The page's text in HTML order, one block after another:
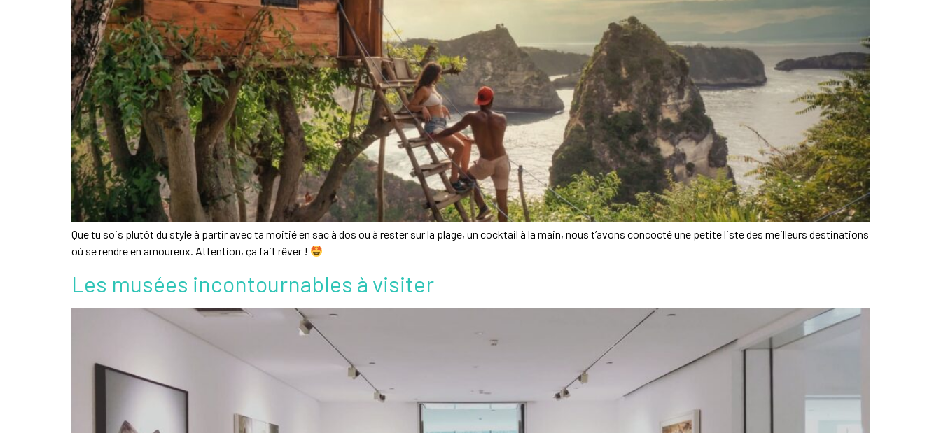
Que tu sois plutôt du style à partir avec ta moitié en sac à dos ou à rester sur la plage, un cocktail à la main, nous t’avons concocté une petite liste des meilleurs destinations
où se rendre en amoureux. Attention, ça fait rêver !
Les musées incontournables à visiter